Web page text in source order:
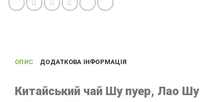
Менхай
357
кількість
ОПИС ДОДАТКОВА ІНФОРМАЦІЯ
Китайський чай Шу пуер, Лао Шу